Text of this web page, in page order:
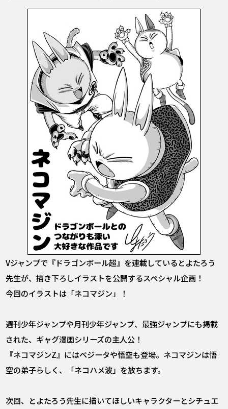
LANGUAGE
EN FR DE ES
Vジャンプで『ドラゴンボール超』を連載しているとよたろう
先生が、描き下ろしイラストを公開するスペシャル企画！
今回のイラストは「ネコマジン」！
週刊少年ジャンプや月刊少年ジャンプ、最強ジャンプにも掲載
された、ギャグ漫画シリーズの主人公！
『ネコマジンZ』にはベジータや悟空も登場。ネコマジンは悟
空の弟子らしく、「ネコハメ波」を放ちます。
次回、とよたろう先生に描いてほしいキャラクターとシチュエ